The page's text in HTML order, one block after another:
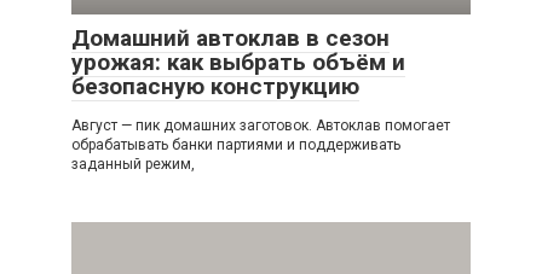
Домашний автоклав в сезон
урожая: как выбрать объём и
безопасную конструкцию
Август — пик домашних заготовок. Автоклав помогает
обрабатывать банки партиями и поддерживать
заданный режим,